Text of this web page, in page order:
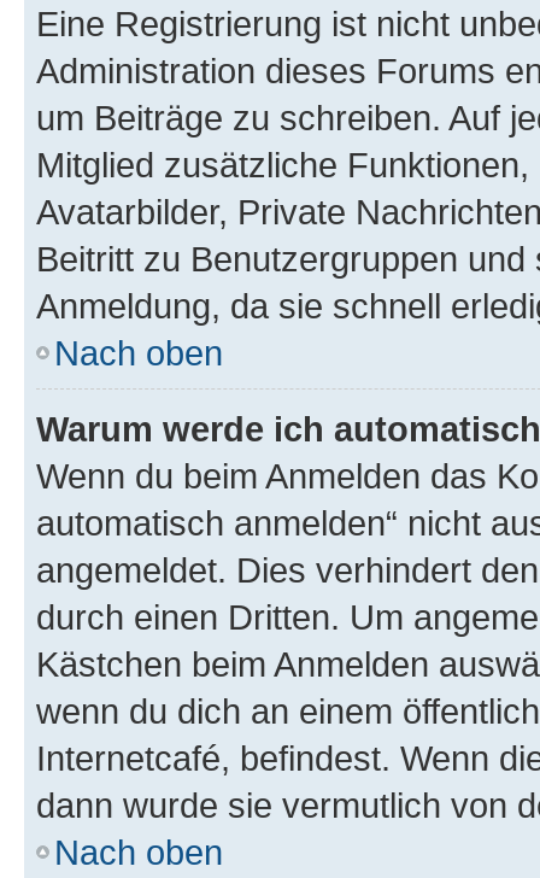
Eine Registrierung ist nicht
Administration dieses Forums
um Beiträge zu schreiben. Auf
Mitglied zusätzliche
Avatarbilder, Private
Beitritt zu Benutzergruppen
Anmeldung, da sie schnell
Nach oben
Warum werde ich
Wenn du beim Anmelden das
automatisch anmelden“ nicht
angemeldet. Dies verhindert
durch einen Dritten. Um
Kästchen beim Anmelden
wenn du dich an einem
Internetcafé, befindest. Wenn
dann wurde sie vermutlich von
Nach oben